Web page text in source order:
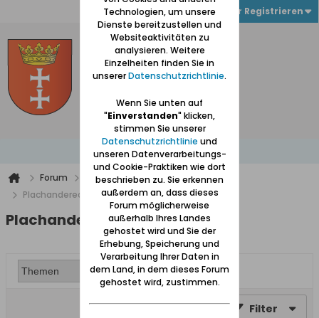
Anmelden oder Registrieren
Forum
Nur für angemeldete Teilnehmer
Plachanderecke
Plachanderecke
Filter
Technologien, um unsere
Dienste bereitzustellen und
Websiteaktivitäten zu
analysieren. Weitere
Einzelheiten finden Sie in
unsererDatenschutzrichtlinie.
Wenn Sie unten auf
"Einverstanden" klicken,
stimmen Sie unserer
Datenschutzrichtlinie und
unseren Datenverarbeitungs-
und Cookie-Praktiken wie dort
beschrieben zu. Sie erkennen
außerdem an, dass dieses
Forum möglicherweise
außerhalb Ihres Landes
gehostet wird und Sie der
Erhebung, Speicherung und
Verarbeitung Ihrer Daten in
dem Land, in dem dieses Forum
gehostet wird, zustimmen.